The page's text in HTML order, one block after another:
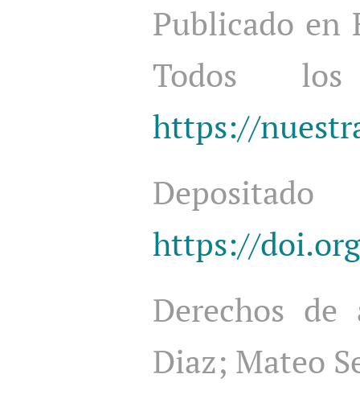
Publicado en
Todos
https://
https://
Derechos
Diaz; Mateo